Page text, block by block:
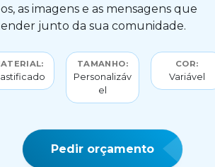
as imagens e as mensagens que
junto da sua comunidade.
TAMANHO:
Personalizáv
el
COR:
Variável
Pedir orçamento